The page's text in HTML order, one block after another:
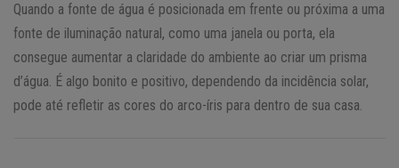
Quando a fonte de água é posicionada em frente ou próxima a uma
fonte de iluminação natural, como uma janela ou porta, ela
consegue aumentar a claridade do ambiente ao criar um prisma
d’água. É algo bonito e positivo, dependendo da incidência solar,
pode até refletir as cores do arco-íris para dentro de sua casa.